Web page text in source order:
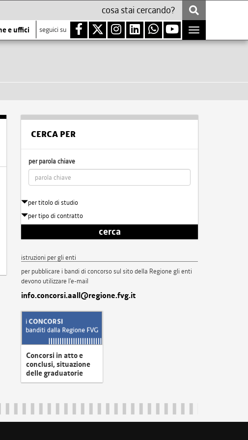
e uffici seguici su
Toggle
navigation
CERCA PER
per parola chiave
per titolo di studio
per tipo di contratto
cerca
istruzioni per gli enti
per pubblicare i bandi di concorso sul sito della Regione gli enti
devono utilizzare l'e-mail
info.concorsi.aall@regione.fvg.it
Concorsi in atto e
conclusi, situazione
delle graduatorie